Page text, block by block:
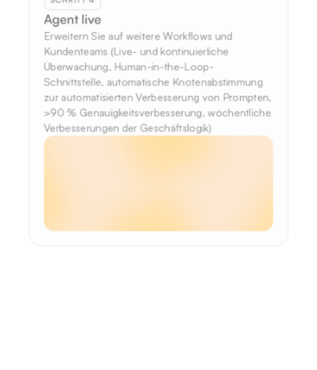
Agent live
Erweitern Sie auf weitere Workflows und
Kundenteams (Live- und kontinuierliche
Überwachung, Human-in-the-Loop-
Schnittstelle, automatische Knotenabstimmung
zur automatisierten Verbesserung von Prompten,
>90 % Genauigkeitsverbesserung, wöchentliche
Verbesserungen der Geschäftslogik)